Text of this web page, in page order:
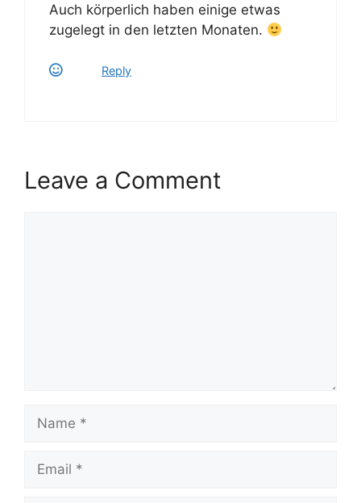
Auch körperlich haben einige etwas
zugelegt in den letzten Monaten.
Reply
Leave a Comment